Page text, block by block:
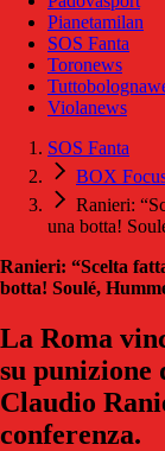
Pianetamilan
SOS Fanta
Toronews
Violanews
SOS Fanta
BOX
Ranieri:
una botta!
Ranieri: “Scelta
botta! Soulé,
La Roma
su punizione
Claudio
conferenza.